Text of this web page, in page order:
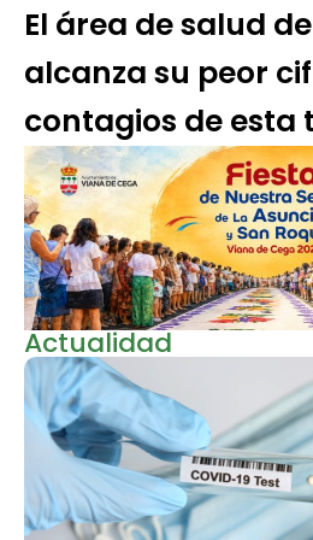
El área de salud
alcanza su peor
contagios de esta
Actualidad